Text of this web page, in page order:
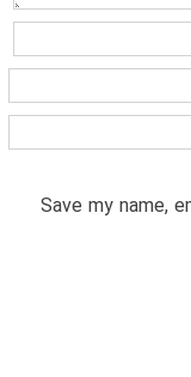
Save my name,